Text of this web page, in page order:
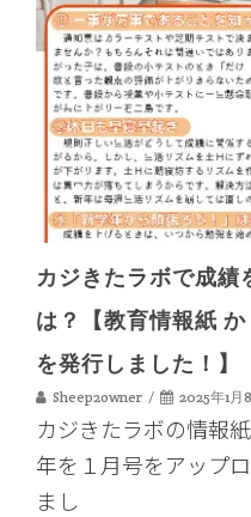
カジきたラボで成績
は？【教育情報紙
を発行しました！】
Sheep2owner 2025年1月
カジきたラボの情報
年を１月号をアップ
まし